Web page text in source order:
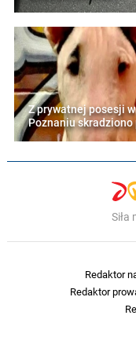
w
47
45
Z prywatnej posesji w
Poznaniu skradziono
Siła
Redaktor
Redaktor